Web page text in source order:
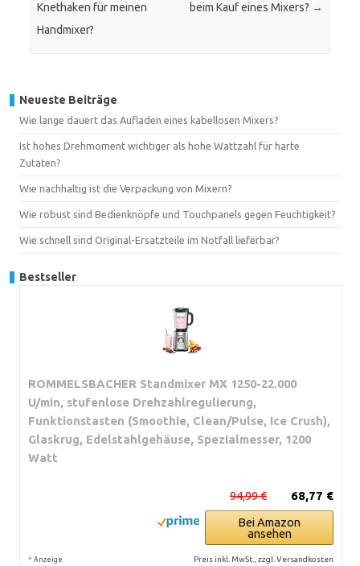
Knethaken für meinen
Handmixer?
beim Kauf eines Mixers? →
Neueste Beiträge
Wie lange dauert das Aufladen eines kabellosen Mixers?
Ist hohes Drehmoment wichtiger als hohe Wattzahl für harte
Zutaten?
Wie nachhaltig ist die Verpackung von Mixern?
Wie robust sind Bedienknöpfe und Touchpanels gegen Feuchtigkeit?
Wie schnell sind Original-Ersatzteile im Notfall lieferbar?
Bestseller
ROMMELSBACHER Standmixer MX 1250-22.000
U/min, stufenlose Drehzahlregulierung,
Funktionstasten (Smoothie, Clean/Pulse, Ice Crush),
Glaskrug, Edelstahlgehäuse, Spezialmesser, 1200
Watt
68,77 €
94,99 €
Bei Amazon
ansehen
* Anzeige Preis inkl. MwSt., zzgl. Versandkosten